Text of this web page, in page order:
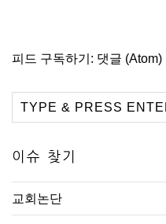
피드 구독하기: 댓글 (Atom)
이슈 찾기
교회논단